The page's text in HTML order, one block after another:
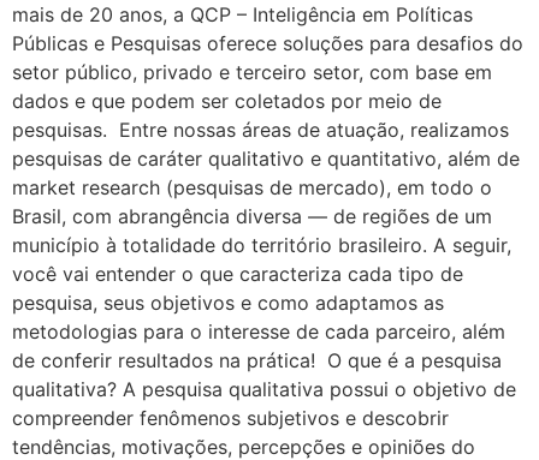
mais de 20 anos, a QCP – Inteligência em Políticas
Públicas e Pesquisas oferece soluções para desafios do
setor público, privado e terceiro setor, com base em
dados e que podem ser coletados por meio de
pesquisas. Entre nossas áreas de atuação, realizamos
pesquisas de caráter qualitativo e quantitativo, além de
market research (pesquisas de mercado), em todo o
Brasil, com abrangência diversa — de regiões de um
município à totalidade do território brasileiro. A seguir,
você vai entender o que caracteriza cada tipo de
pesquisa, seus objetivos e como adaptamos as
metodologias para o interesse de cada parceiro, além
de conferir resultados na prática! O que é a pesquisa
qualitativa? A pesquisa qualitativa possui o objetivo de
compreender fenômenos subjetivos e descobrir
tendências, motivações, percepções e opiniões do